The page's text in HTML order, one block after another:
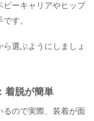
ビーキャリアやヒップ
す。
選ぶようにしましょ
着脱が簡単
るので実際、装着が面